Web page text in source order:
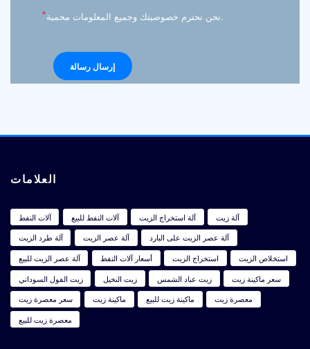
* نحن نحترم خصوصيتك وجميع المعلومات محمية.
العلامات
آلات النفط آلات النفط للبيع آلة استخراج الزيت
آلة زيت
آلة طرد الزيت
آلة عصر الزيت
آلة عصر الزيت على البارد
آلة عصر الزيت للبيع
أسعار آلات النفط استخراج الزيت
استخلاص الزيت
زيت الفول السوداني
زيت النخيل زيت عباد الشمس
سعر ماكينة زيت
سعر معصرة زيت
ماكينة زيت ماكينة زيت للبيع
معصرة زيت
معصرة زيت للبيع